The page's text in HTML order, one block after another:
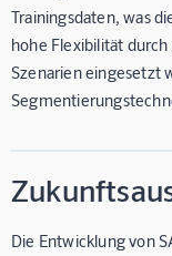
Trainingsdaten, was
hohe Flexibilität
Szenarien eingesetzt
Die Entwicklung von